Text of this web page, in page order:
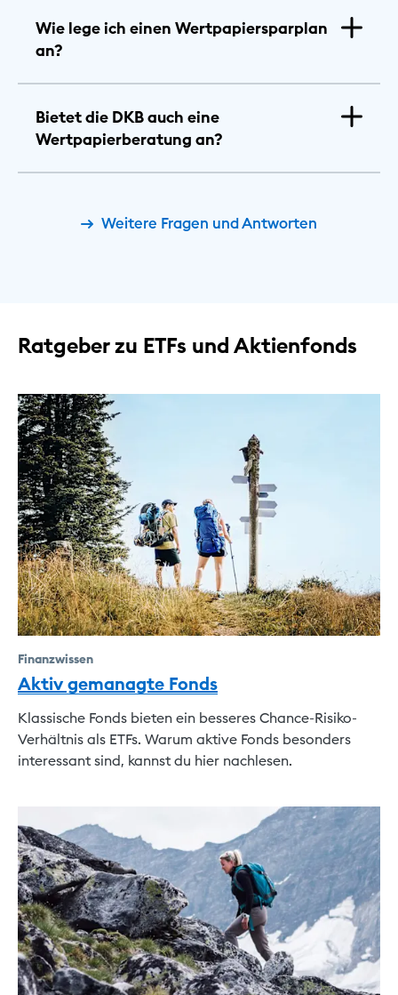
Wie lege ich einen Wertpapiersparplan
an?
Bietet die DKB auch eine
Wertpapierberatung an?
Weitere Fragen und Antworten
Ratgeber zu ETFs und Aktienfonds
Finanzwissen
Aktiv gemanagte Fonds
Klassische Fonds bieten ein besseres Chance-Risiko-
Verhältnis als ETFs. Warum aktive Fonds besonders
interessant sind, kannst du hier nachlesen.